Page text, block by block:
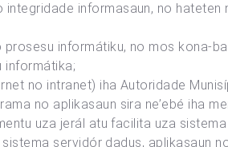
informasaun, no
informátiku, no mos kona-
informátika;
no intranet) iha Autoridade
no aplikasaun sira ne’ebé iha
uza jerál atu facilita uza
servidór dadus, aplikasaun